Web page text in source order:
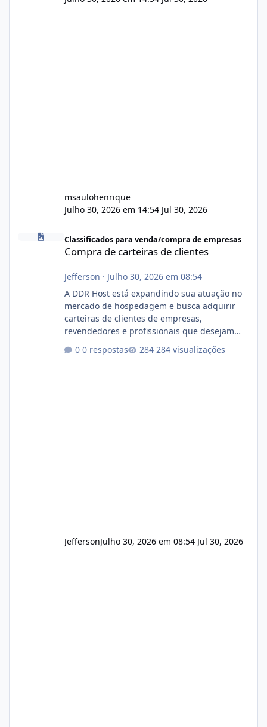
msaulohenrique
Julho 30, 2026 em 14:54 Jul 30, 2026
Classificados para venda/compra de empresas
Compra de carteiras de clientes
Jefferson · Julho 30, 2026 em 08:54
A DDR Host está expandindo sua atuação no
mercado de hospedagem e busca adquirir
carteiras de clientes de empresas,
revendedores e profissionais que desejam
operação. Se você possui clientes ativos de
0 respostas 284 visualizações
JeffersonJulho 30, 2026 em 08:54 Jul 30, 2026